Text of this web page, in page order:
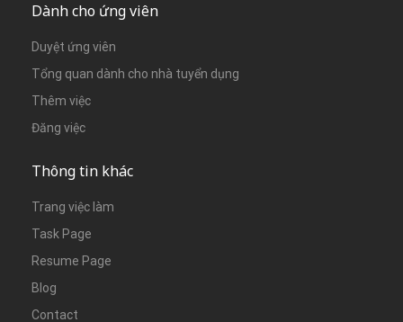
Dành cho ứng viên
Duyệt ứng viên
Tổng quan dành cho nhà tuyển dụng
Thêm việc
Đăng việc
Thông tin khác
Trang việc làm
Task Page
Resume Page
Blog
Contact